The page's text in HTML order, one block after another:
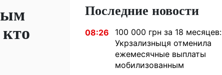
Последние новости
08:26
100 000 грн за 18 месяцев:
Укрзализныця отменила
ежемесячные выплаты
мобилизованным